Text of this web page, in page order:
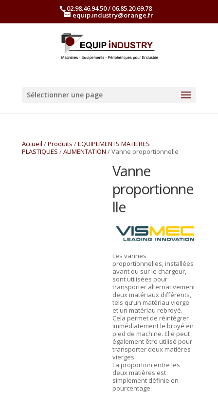
02.98.46.94.50 / 06.85.20.69.78
equip.industry@orange.fr
Sélectionner une page
Accueil /Produits /EQUIPEMENTS MATIERES
PLASTIQUES /ALIMENTATION / Vanne proportionnelle
Vanne
proportionne
lle
Les vannes
proportionnelles, installées
avant ou sur le chargeur,
sont utilisées pour
transporter alternativement
deux matériaux différents,
tels qu’un matériau vierge
et un matériau rebroyé.
Cela permet de réintégrer
immédiatement le broyé en
pied de machine. Elle peut
également être utilisé pour
transporter deux matières
vierges.
La proportion entre les
deux matières est
simplement définie en
pourcentage.